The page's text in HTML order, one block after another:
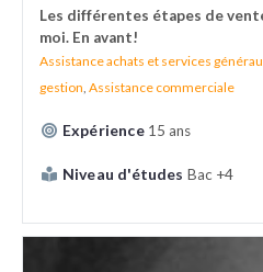
Les différentes étapes de
moi. En avant!
Assistance achats et services
gestion, Assistance commerciale
Expérience 15 ans
Niveau d'études Bac +4